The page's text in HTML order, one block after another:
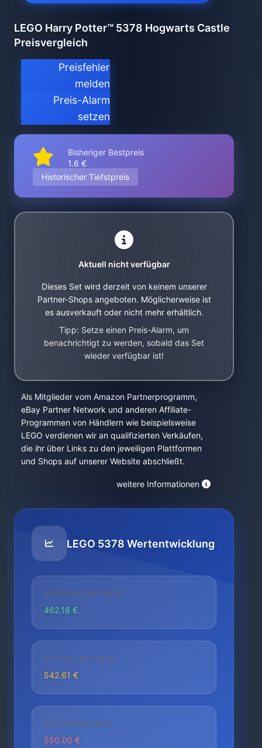
LEGO Harry Potter™ 5378 Hogwarts Castle
Preisvergleich
Preisfehler
melden
Preis-Alarm
setzen
Bisheriger Bestpreis
1.6 €
Historischer Tiefstpreis
Aktuell nicht verfügbar
Dieses Set wird derzeit von keinem unserer
Partner-Shops angeboten. Möglicherweise ist
es ausverkauft oder nicht mehr erhältlich.
Tipp: Setze einen Preis-Alarm, um
benachrichtigt zu werden, sobald das Set
wieder verfügbar ist!
Als Mitglieder vom Amazon Partnerprogramm,
eBay Partner Network und anderen Affiliate-
Programmen von Händlern wie beispielsweise
LEGO verdienen wir an qualifizierten Verkäufen,
die ihr über Links zu den jeweiligen Plattformen
und Shops auf unserer Website abschließt.
weitere Informationen
LEGO 5378 Wertentwicklung
NIEDRIGSTER PREIS
462.18 €
AKTUELLER PREIS
542.61 €
HÖCHSTER PREIS
550.00 €